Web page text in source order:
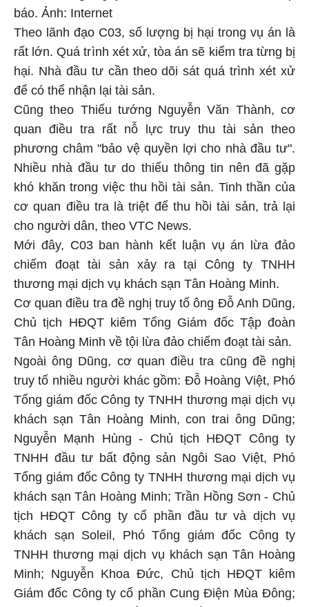
báo. Ảnh: Internet
Theo lãnh đạo C03, số lượng bị hại trong vụ án là
rất lớn. Quá trình xét xử, tòa án sẽ kiểm tra từng bị
hại. Nhà đầu tư cần theo dõi sát quá trình xét xử
để có thể nhận lại tài sản.
Cũng theo Thiếu tướng Nguyễn Văn Thành, cơ
quan điều tra rất nỗ lực truy thu tài sản theo
phương châm "bảo vệ quyền lợi cho nhà đầu tư".
Nhiều nhà đầu tư do thiếu thông tin nên đã gặp
khó khăn trong việc thu hồi tài sản. Tinh thần của
cơ quan điều tra là triệt để thu hồi tài sản, trả lại
cho người dân, theo VTC News.
Mới đây, C03 ban hành kết luận vụ án lừa đảo
chiếm đoạt tài sản xảy ra tại Công ty TNHH
thương mại dịch vụ khách sạn Tân Hoàng Minh.
Cơ quan điều tra đề nghị truy tố ông Đỗ Anh Dũng,
Chủ tịch HĐQT kiêm Tổng Giám đốc Tập đoàn
Tân Hoàng Minh về tội lừa đảo chiếm đoạt tài sản.
Ngoài ông Dũng, cơ quan điều tra cũng đề nghị
truy tố nhiều người khác gồm: Đỗ Hoàng Việt, Phó
Tổng giám đốc Công ty TNHH thương mại dịch vụ
khách sạn Tân Hoàng Minh, con trai ông Dũng;
Nguyễn Mạnh Hùng - Chủ tịch HĐQT Công ty
TNHH đầu tư bất động sản Ngôi Sao Việt, Phó
Tổng giám đốc Công ty TNHH thương mại dịch vụ
khách sạn Tân Hoàng Minh; Trần Hồng Sơn - Chủ
tịch HĐQT Công ty cổ phần đầu tư và dịch vụ
khách sạn Soleil, Phó Tổng giám đốc Công ty
TNHH thương mại dịch vụ khách sạn Tân Hoàng
Minh; Nguyễn Khoa Đức, Chủ tịch HĐQT kiêm
Giám đốc Công ty cổ phần Cung Điện Mùa Đông;